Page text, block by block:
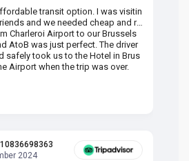
transit option. I was visitin
and we needed cheap and re
Charleroi Airport to our Brussels
AtoB was just perfect. The driver
safely took us to the Hotel in Brus
Airport when the trip was over.
2024